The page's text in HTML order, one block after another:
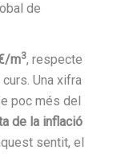
de
m3, respecte
Una xifra
poc més del
de la inflació
sentit, el